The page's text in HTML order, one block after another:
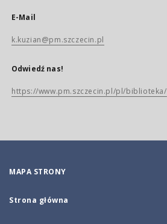
E-Mail
k.kuzian@pm.szczecin.pl
Odwiedź nas!
https://www.pm.szczecin.pl/pl/biblioteka/
MAPA STRONY
Strona główna